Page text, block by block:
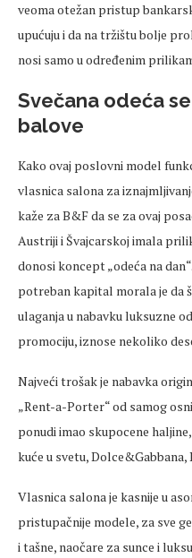
veoma otežan pristup
upućuju i da na tržištu bolje
nosi samo u određenim
Svečana odeća
balove
Kako ovaj poslovni model
vlasnica salona za
kaže za B&F da se za ovaj
Austriji i Švajcarskoj imala
donosi koncept „odeća na
potreban kapital morala je da
ulaganja u nabavku luksuzne
promociju, iznose nekoliko
Najveći trošak je nabavka
„Rent-a-Porter“ od samog
ponudi imao skupocene
kuće u svetu,
Vlasnica salona je kasnije u
pristupačnije modele, za sve
i tašne, naočare za sunce i